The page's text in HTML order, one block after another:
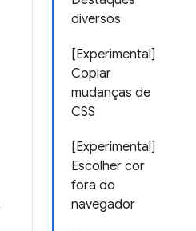
diversos
[Experimental]
Copiar
mudanças de
CSS
[Experimental]
Escolher cor
fora do
navegador